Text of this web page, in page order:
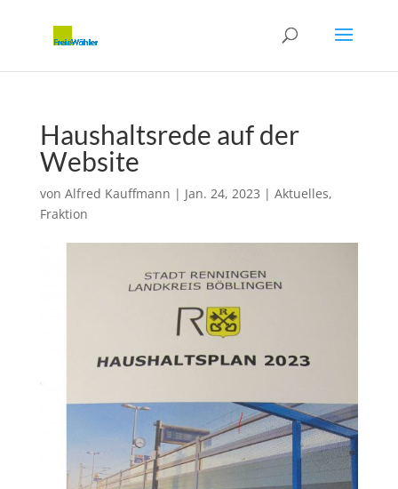
Haushaltsrede auf der
Website
von Alfred Kauffmann | Jan. 24, 2023 | Aktuelles,
Fraktion